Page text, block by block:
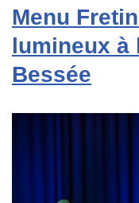
Menu
lumineux à
Bessée